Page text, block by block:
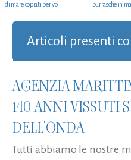
di mare copiati per voi
burrasche in
Articoli presenti
AGENZIA
140 ANNI VISSUTI
DELL'ONDA
Tutti abbiamo le nostre